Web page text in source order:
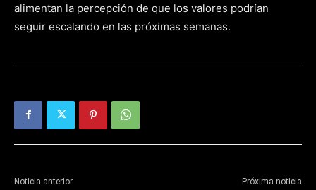
alimentan la percepción de que los valores podrían
seguir escalando en las próximas semanas.
Noticia anterior Próxima noticia